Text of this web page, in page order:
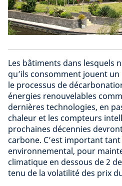
Les bâtiments dans lesquels
qu’ils consomment jouent
le processus de
énergies renouvelables
dernières technologies, en
chaleur et les compteurs
prochaines décennies
carbone. C’est important
environnemental, pour
climatique en dessous de 2
tenu de la volatilité des prix